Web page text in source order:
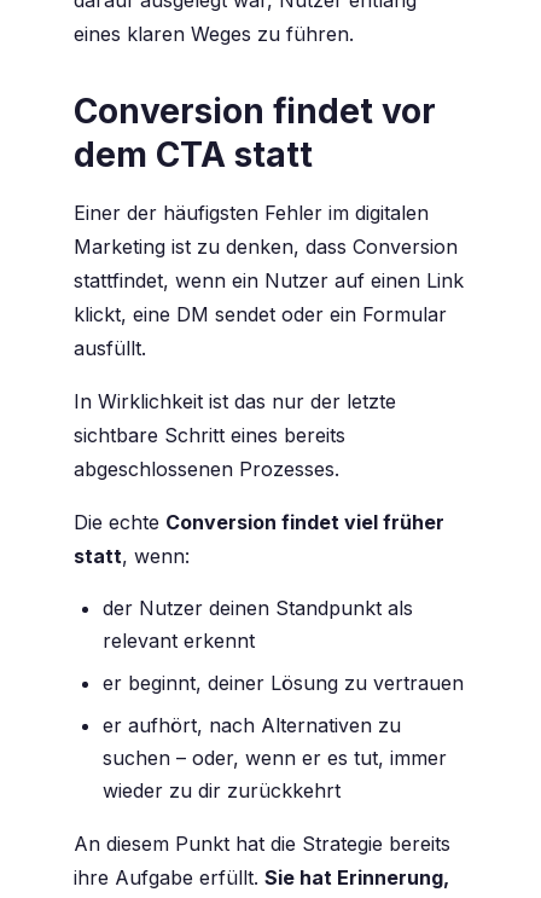
eines klaren Weges zu führen.
Conversion findet vor
dem CTA statt
Einer der häufigsten Fehler im digitalen
Marketing ist zu denken, dass Conversion
stattfindet, wenn ein Nutzer auf einen Link
klickt, eine DM sendet oder ein Formular
ausfüllt.
In Wirklichkeit ist das nur der letzte
sichtbare Schritt eines bereits
abgeschlossenen Prozesses.
Die echte Conversion findet viel früher
statt, wenn:
der Nutzer deinen Standpunkt als
relevant erkennt
er beginnt, deiner Lösung zu vertrauen
er aufhört, nach Alternativen zu
suchen – oder, wenn er es tut, immer
wieder zu dir zurückkehrt
An diesem Punkt hat die Strategie bereits
ihre Aufgabe erfüllt. Sie hat Erinnerung,